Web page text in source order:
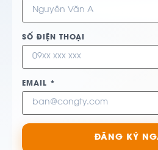
SỐ ĐIỆN THOẠI
EMAIL *
ĐĂNG KÝ